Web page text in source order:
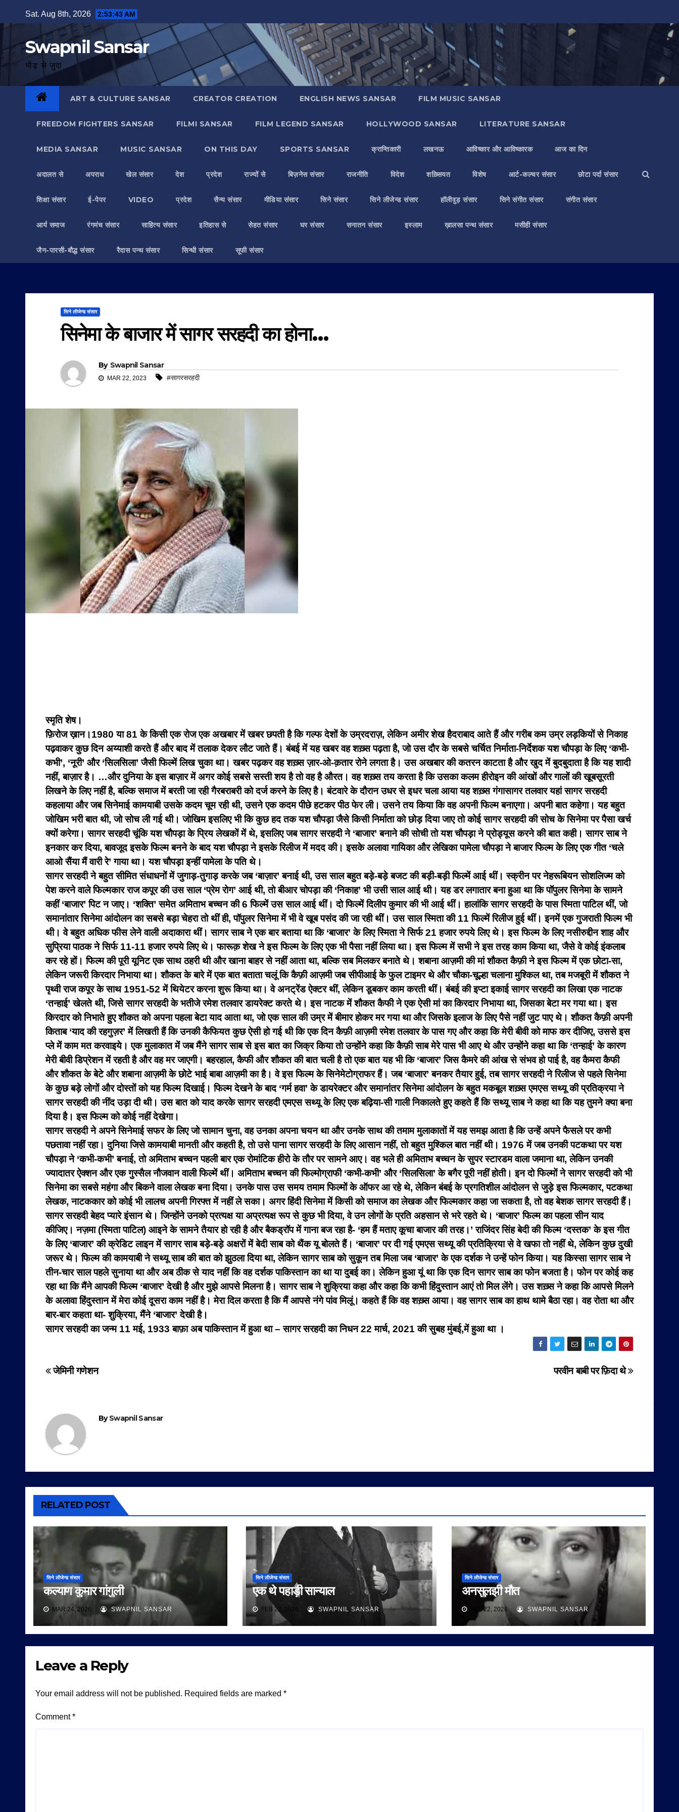
to
Sat. Aug 8th, 2026 2:53:44 AM
Swapnil Sansar
भीड़ से जुदा
ART & CULTURE SANSAR CREATOR CREATION ENGLISH NEWS SANSAR FILM MUSIC SANSAR
FREEDOM FIGHTERS SANSAR FILMI SANSAR FILM LEGEND SANSAR HOLLYWOOD SANSAR LITERATURE SANSAR
MEDIA SANSAR MUSIC SANSAR ON THIS DAY SPORTS SANSAR क्रान्तिकारी लखनऊ आविष्कार और आविष्कारक आज का दिन
अदालत से अपराध खेल संसार देश प्रदेश राज्यों से बिज़नेस संसार राजनीति विदेश शख़्सियत विशेष आर्ट-कल्चर संसार छोटा पर्दा संसार
शिक्षा संसार ई-पेपर VIDEO प्रदेश सैन्य संसार मीडिया संसार सिने संसार सिने लीजेन्ड संसार हॉलीवुड़ संसार सिने संगीत संसार संगीत संसार
आर्य समाज रंगमंच संसार साहित्य संसार इतिहास से सेहत संसार घर संसार सनातन संसार इस्लाम ख़ालसा पन्थ संसार मसीही संसार
जैन-पारसी-बौद्ध संसार रैदास पन्थ संसार सिन्धी संसार सूफी संसार
सिने लीजेन्ड संसार
सिनेमा के बाजार में सागर सरहदी का होना…
By Swapnil Sansar
MAR 22, 2023 #सागरसरहदी
स्मृति शेष।
फ़िरोज ख़ान।1980 या 81 के किसी एक रोज एक अखबार में खबर छपती है कि गल्फ देशों के उम्रदराज़, लेकिन अमीर शेख हैदराबाद आते हैं और गरीब कम उम्र लड़कियों से निकाह
पढ़वाकर कुछ दिन अय्याशी करते हैं और बाद में तलाक देकर लौट जाते हैं। बंबई में यह खबर वह शख़्स पढ़ता है, जो उस दौर के सबसे चर्चित निर्माता-निर्देशक यश चौपड़ा के लिए ‘कभी-
कभी’, ‘नूरी’ और ‘सिलसिला’ जैसी फिल्में लिख चुका था। खबर पढ़कर वह शख़्स ज़ार-ओ-क़तार रोने लगता है। उस अखबार की कतरन काटता है और खुद में बुदबुदाता है कि यह शादी
नहीं, बाज़ार है। …और दुनिया के इस बाज़ार में अगर कोई सबसे सस्ती शय है तो वह है औरत। वह शख़्स तय करता है कि उसका कलम हीरोइन की आंखों और गालों की खूबसूरती
लिखने के लिए नहीं है, बल्कि समाज में बरती जा रही गैरबराबरी को दर्ज करने के लिए है। बंटवारे के दौरान उधर से इधर चला आया यह शख़्स गंगासागर तलवार यहां सागर सरहदी
कहलाया और जब सिनेमाई कामयाबी उसके कदम चूम रही थी, उसने एक कदम पीछे हटकर पीठ फेर ली। उसने तय किया कि वह अपनी फिल्म बनाएगा। अपनी बात कहेगा। यह बहुत
जोखिम भरी बात थी, जो सोच ली गई थी। जोखिम इसलिए भी कि कुछ हद तक यश चौपड़ा जैसे किसी निर्माता को छोड़ दिया जाए तो कोई सागर सरहदी की सोच के सिनेमा पर पैसा खर्च
क्यों करेगा। सागर सरहदी चूंकि यश चौपड़ा के प्रिय लेखकों में थे, इसलिए जब सागर सरहदी ने ‘बाजार’ बनाने की सोची तो यश चौपड़ा ने प्रोड्यूस करने की बात कही। सागर साब ने
इनकार कर दिया, बावजूद इसके फिल्म बनने के बाद यश चौपड़ा ने इसके रिलीज में मदद की। इसके अलावा गायिका और लेखिका पामेला चौपड़ा ने बाजार फिल्म के लिए एक गीत ‘चले
आओ सैंया मैं वारी रे’ गाया था। यश चौपड़ा इन्हीं पामेला के पति थे।
सागर सरहदी ने बहुत सीमित संधाधनों में जुगाड़-तुगाड़ करके जब ‘बाज़ार’ बनाई थी, उस साल बहुत बड़े-बड़े बजट की बड़ी-बड़ी फिल्में आई थीं। स्क्रीन पर नेहरूबियन सोशलिज्म को
पेश करने वाले फिल्मकार राज कपूर की उस साल ‘प्रेम रोग’ आई थी, तो बीआर चोपड़ा की ‘निकाह’ भी उसी साल आई थी। यह डर लगातार बना हुआ था कि पॉपुलर सिनेमा के सामने
कहीं ‘बाजार’ पिट न जाए। ‘शक्ति’ समेत अमिताभ बच्चन की 6 फिल्में उस साल आई थीं। दो फिल्में दिलीप कुमार की भी आई थीं। हालांकि सागर सरहदी के पास स्मिता पाटिल थीं, जो
समानांतार सिनेमा आंदोलन का सबसे बड़ा चेहरा तो थीं ही, पॉपुलर सिनेमा में भी वे खूब पसंद की जा रही थीं। उस साल स्मिता की 11 फिल्में रिलीज हुई थीं। इनमें एक गुजराती फिल्म भी
थी। वे बहुत अधिक फीस लेने वाली अदाकारा थीं। सागर साब ने एक बार बताया था कि ‘बाजार’ के लिए स्मिता ने सिर्फ 21 हजार रुपये लिए थे। इस फिल्म के लिए नसीरुद्दीन शाह और
सुप्रिया पाठक ने सिर्फ 11-11 हजार रुपये लिए थे। फारूक़ शेख ने इस फिल्म के लिए एक भी पैसा नहीं लिया था। इस फिल्म में सभी ने इस तरह काम किया था, जैसे वे कोई इंकलाब
कर रहे हों। फिल्म की पूरी यूनिट एक साथ ठहरी थी और खाना बाहर से नहीं आता था, बल्कि सब मिलकर बनाते थे। शबाना आज़मी की मां शौकत कैफ़ी ने इस फिल्म में एक छोटा-सा,
लेकिन जरूरी किरदार निभाया था। शौकत के बारे में एक बात बताता चलूं कि कैफ़ी आज़मी जब सीपीआई के फुल टाइमर थे और चौका-चूल्हा चलाना मुश्किल था, तब मजबूरी में शौकत ने
पृथ्वी राज कपूर के साथ 1951-52 में थियेटर करना शुरू किया था। वे अनट्रेंड ऐक्टर थीं, लेकिन डूबकर काम करती थीं। बंबई की इप्टा इकाई सागर सरहदी का लिखा एक नाटक
‘तन्हाई’ खेलते थी, जिसे सागर सरहदी के भतीजे रमेश तलवार डायरेक्ट करते थे। इस नाटक में शौकत कैफी ने एक ऐसी मां का किरदार निभाया था, जिसका बेटा मर गया था। इस
किरदार को निभाते हुए शौकत को अपना पहला बेटा याद आता था, जो एक साल की उम्र में बीमार होकर मर गया था और जिसके इलाज के लिए पैसे नहीं जुट पाए थे। शौकत कैफ़ी अपनी
किताब ‘याद की रहगुज़र’ में लिखती हैं कि उनकी कैफियत कुछ ऐसी हो गई थी कि एक दिन कैफ़ी आज़मी रमेश तलवार के पास गए और कहा कि मेरी बीवी को माफ कर दीजिए, उससे इस
प्ले में काम मत करवाइये। एक मुलाकात में जब मैंने सागर साब से इस बात का जिक्र किया तो उन्होंने कहा कि कैफ़ी साब मेरे पास भी आए थे और उन्होंने कहा था कि ‘तन्हाई’ के कारण
मेरी बीवी डिप्रेशन में रहती है और वह मर जाएगी। बहरहाल, कैफी और शौकत की बात चली है तो एक बात यह भी कि ‘बाजार’ जिस कैमरे की आंख से संभव हो पाई है, वह कैमरा कैफी
और शौकत के बेटे और शबाना आज़मी के छोटे भाई बाबा आज़मी का है। वे इस फिल्म के सिनेमेटोग्राफर हैं। जब ‘बाजार’ बनकर तैयार हुई, तब सागर सरहदी ने रिलीज से पहले सिनेमा
के कुछ बड़े लोगों और दोस्तों को यह फिल्म दिखाई। फिल्म देखने के बाद ‘गर्म हवा’ के डायरेक्टर और समानांतर सिनेमा आंदोलन के बहुत मकबूल शख़्स एमएस सथ्यू की प्रतिक्रया ने
सागर सरहदी की नींद उड़ा दी थी। उस बात को याद करके सागर सरहदी एमएस सथ्यू के लिए एक बढ़िया-सी गाली निकालते हुए कहते हैं कि सथ्यू साब ने कहा था कि यह तुमने क्या बना
दिया है। इस फिल्म को कोई नहीं देखेगा।
सागर सरहदी ने अपने सिनेमाई सफर के लिए जो सामान चुना, वह उनका अपना चयन था और उनके साथ की तमाम मुलाकातों में यह समझ आता है कि उन्हें अपने फैसले पर कभी
पछतावा नहीं रहा। दुनिया जिसे कामयाबी मानती और कहती है, तो उसे पाना सागर सरहदी के लिए आसान नहीं, तो बहुत मुश्किल बात नहीं थी। 1976 में जब उनकी पटकथा पर यश
चौपड़ा ने ‘कभी-कभी’ बनाई, तो अमिताभ बच्चन पहली बार एक रोमांटिक हीरो के तौर पर सामने आए। वह भले ही अमिताभ बच्चन के सुपर स्टारडम वाला जमाना था, लेकिन उनकी
ज्यादातर ऐक्शन और एक गुस्सैल नौजवान वाली फिल्में थीं। अमिताभ बच्चन की फिल्मोग्राफी ‘कभी-कभी’ और ‘सिलसिला’ के बगैर पूरी नहीं होती। इन दो फिल्मों ने सागर सरहदी को भी
सिनेमा का सबसे महंगा और बिकने वाला लेखक बना दिया। उनके पास उस समय तमाम फिल्मों के ऑफर आ रहे थे, लेकिन बंबई के प्रगतिशील आंदोलन से जुड़े इस फिल्मकार, पटकथा
लेखक, नाटककार को कोई भी लालच अपनी गिरफ्त में नहीं ले सका। अगर हिंदी सिनेमा में किसी को समाज का लेखक और फिल्मकार कहा जा सकता है, तो वह बेशक सागर सरहदी हैं।
सागर सरहदी बेहद प्यारे इंसान थे। जिन्होंने उनको प्रत्यक्ष या अप्रत्यक्ष रूप से कुछ भी दिया, वे उन लोगों के प्रति अहसान से भरे रहते थे। ‘बाजार’ फिल्म का पहला सीन याद
कीजिए। नज़मा (स्मिता पाटिल) आइने के सामने तैयार हो रही है और बैकड्रॉप में गाना बज रहा है- ‘हम हैं मताए कूचा बाजार की तरह।’ राजिंदर सिंह बेदी की फिल्म ‘दस्तक’ के इस गीत
के लिए ‘बाजार’ की क्रेडिट लाइन में सागर साब बड़े-बड़े अक्षरों में बेदी साब को थैंक यू बोलते हैं। ‘बाजार’ पर दी गई एमएस सथ्यू की प्रतिक्रिया से वे खफा तो नहीं थे, लेकिन कुछ दुखी
जरूर थे। फिल्म की कामयाबी ने सथ्यू साब की बात को झुठला दिया था, लेकिन सागर साब को सुकून तब मिला जब ‘बाजार’ के एक दर्शक ने उन्हें फोन किया। यह किस्सा सागर साब ने
तीन-चार साल पहले सुनाया था और अब ठीक से याद नहीं कि वह दर्शक पाकिस्तान का था या दुबई का। लेकिन हुआ यूं था कि एक दिन सागर साब का फोन बजता है। फोन पर कोई कह
रहा था कि मैंने आपकी फिल्म ‘बाजार’ देखी है और मुझे आपसे मिलना है। सागर साब ने शुक्रिया कहा और कहा कि कभी हिंदुस्तान आएं तो मिल लेंगे। उस शख़्स ने कहा कि आपसे मिलने
के अलावा हिंदुस्तान में मेरा कोई दूसरा काम नहीं है। मेरा दिल करता है कि मैं आपसे नंगे पांव मिलूं। कहते हैं कि वह शख़्स आया। वह सागर साब का हाथ थामे बैठा रहा। वह रोता था और
बार-बार कहता था- शुक्रिया, मैंने ‘बाजार’ देखी है।
सागर सरहदी का जन्म 11 मई, 1933 बाफ़ा अब पाकिस्तान में हुआ था – सागर सरहदी का निधन 22 मार्च, 2021 की सुबह मुंबई,में हुआ था ।
Post
परवीन बाबी पर फ़िदा थे
जेमिनी गणेशन
BySwapnil Sansar
RELATED POST
सिने लीजेन्ड संसार
कल्याण कुमार गांगुली
MAR 24, 2026 SWAPNIL SANSAR
सिने लीजेन्ड संसार
एक थे पहाड़ी सान्याल
FEB 22, 2026 SWAPNIL SANSAR
सिने लीजेन्ड संसार
अनसुलझी मौत
FEB 22, 2026 SWAPNIL SANSAR
Leave a Reply
Your email address will not be published. Required fields are marked *
Comment*